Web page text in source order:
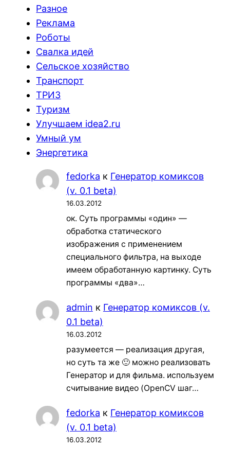
Разное
Реклама
Роботы
Свалка идей
Сельское хозяйство
Транспорт
ТРИЗ
Туризм
Улучшаем idea2.ru
Умный ум
Энергетика
fedorka к Генератор комиксов
(v. 0.1 beta)
16.03.2012
ок. Суть программы «один» —
обработка статического
изображения с применением
специального фильтра, на выходе
имеем обработанную картинку. Суть
программы «два»…
admin к Генератор комиксов (v.
0.1 beta)
16.03.2012
разумеется — реализация другая,
но суть та же 🙂 можно реализовать
Генератор и для фильма. используем
считывание видео (OpenCV шаг…
fedorka к Генератор комиксов
(v. 0.1 beta)
16.03.2012